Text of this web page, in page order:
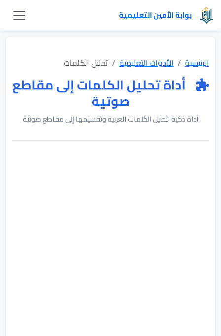
بوابة الأمين التعليمية
الرئيسية الأدوات التعليمية تحليل الكلمات
أداة تحليل الكلمات إلى مقاطع
صوتية
أداة ذكية لتحليل الكلمات العربية وتقسيمها إلى مقاطع صوتية